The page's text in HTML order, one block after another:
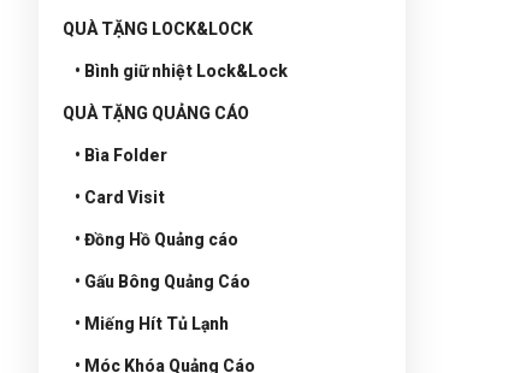
QUÀ TẶNG LOCK&LOCK
• Bình giữ nhiệt Lock&Lock
QUÀ TẶNG QUẢNG CÁO
• Bìa Folder
• Card Visit
• Đồng Hồ Quảng cáo
• Gấu Bông Quảng Cáo
• Miếng Hít Tủ Lạnh
• Móc Khóa Quảng Cáo